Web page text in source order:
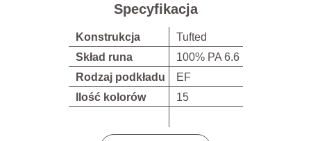
Specyfikacja
Konstrukcja
Tufted
Skład runa
100% PA 6.6
Rodzaj podkładu
EF
Ilość kolorów
15